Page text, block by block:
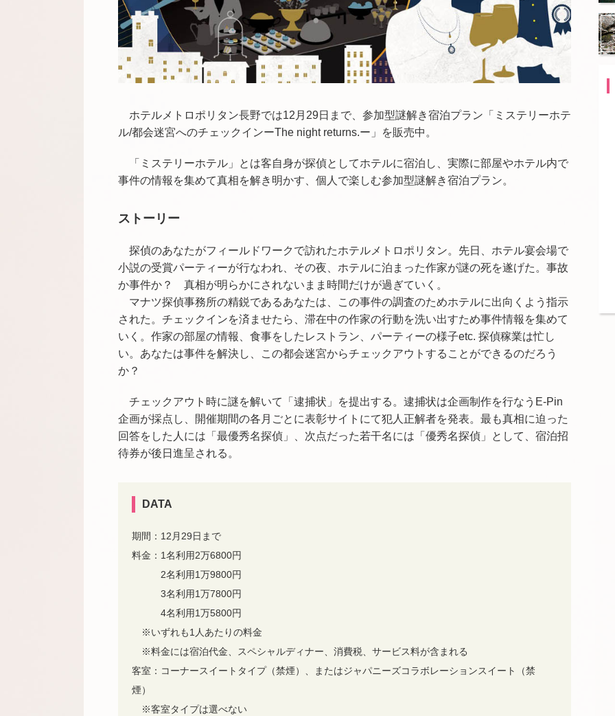
ホテルメトロポリタン長野では12月29日まで、参加型謎解き宿泊プラン「ミステリーホテ
ル/都会迷宮へのチェックインーThe night returns.ー」を販売中。
「ミステリーホテル」とは客自身が探偵としてホテルに宿泊し、実際に部屋やホテル内で
事件の情報を集めて真相を解き明かす、個人で楽しむ参加型謎解き宿泊プラン。
ストーリー
探偵のあなたがフィールドワークで訪れたホテルメトロポリタン。 先日、ホテル宴会場で
小説の受賞パーティーが行なわれ、その夜、ホテルに泊まった作家が謎の死を遂げた。 事故
か事件か？ 真相が明らかにされないまま時間だけが過ぎていく。
マナツ探偵事務所の精鋭であるあなたは、この事件の調査のためホテルに出向くよう指示
された。 チェックインを済ませたら、滞在中の作家の行動を洗い出すため事件情報を集めて
いく。 作家の部屋の情報、食事をしたレストラン、パーティーの様子etc. 探偵稼業は忙し
い。 あなたは事件を解決し、この都会迷宮からチェックアウトすることができるのだろう
か？
チェックアウト時に謎を解いて「逮捕状」を提出する。逮捕状は企画制作を行なうE-Pin
企画が採点し、開催期間の各月ごとに表彰サイトにて犯人正解者を発表。最も真相に迫った
回答をした人には「最優秀名探偵」、次点だった若干名には「優秀名探偵」として、宿泊招
待券が後日進呈される。
DATA
期間：12月29日まで
料金：1名利用2万6800円
2名利用1万9800円
3名利用1万7800円
4名利用1万5800円
※いずれも1人あたりの料金
※料金には宿泊代金、スペシャルディナー、消費税、サービス料が含まれる
客室： コーナースイートタイプ（禁煙）、またはジャパニーズコラボレーションスイート（禁
煙）
※客室タイプは選べない